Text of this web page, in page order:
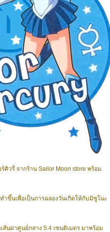
คิวรี่ จากร้าน Sailor Moon store พร้อม
ำขึ้นเพื่อเป็นการฉลองวันเกิดให้กับมิซูโนะ
นผ่าศูนย์กลาง 5.4 เซนติเมตร มาพร้อม